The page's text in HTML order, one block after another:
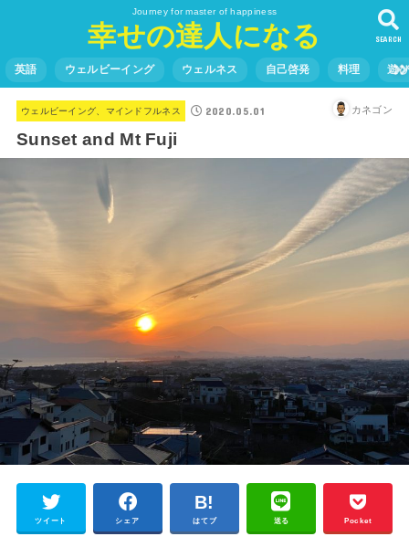
Journey for master of happiness
幸せの達人になる SEARCH
英語 ウェルビーイング ウェルネス 自己啓発 料理 遊
ウェルビーイング、マインドフルネス 2020.05.01 カネゴン
Sunset and Mt Fuji
ツイート シェア はてブ 送る Pocket